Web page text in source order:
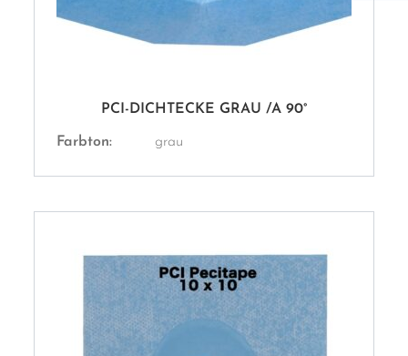
PCI-DICHTECKE GRAU /A 90°
Farbton: grau